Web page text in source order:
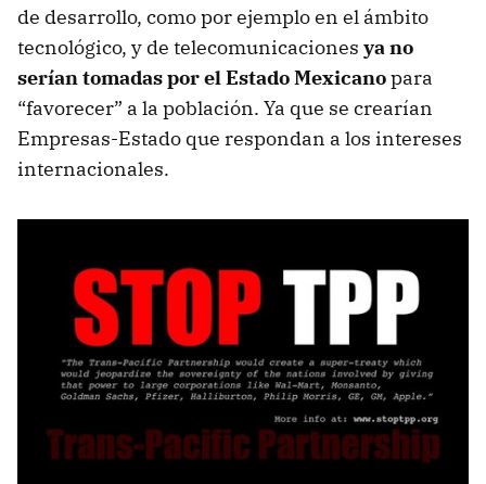
de desarrollo, como por ejemplo en el ámbito
tecnológico, y de telecomunicaciones ya no
serían tomadas por el Estado Mexicanopara
“favorecer” a la población. Ya que se crearían
Empresas-Estado que respondan a los intereses
internacionales.